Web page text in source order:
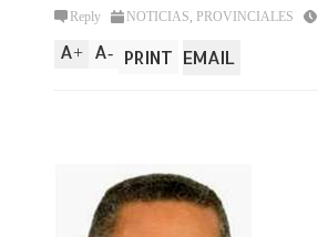
Reply NOTICIAS, PROVINCIALES
A+ A- PRINT EMAIL